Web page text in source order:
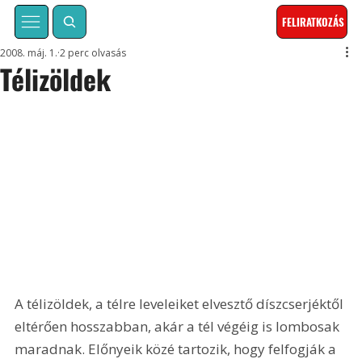
FELIRATKOZÁS
Télizöldek
2008. máj. 1. 2 perc olvasás
A télizöldek, a télre leveleiket elvesztő díszcserjéktől
eltérően hosszabban, akár a tél végéig is lombosak
maradnak. Előnyeik közé tartozik, hogy felfogják a